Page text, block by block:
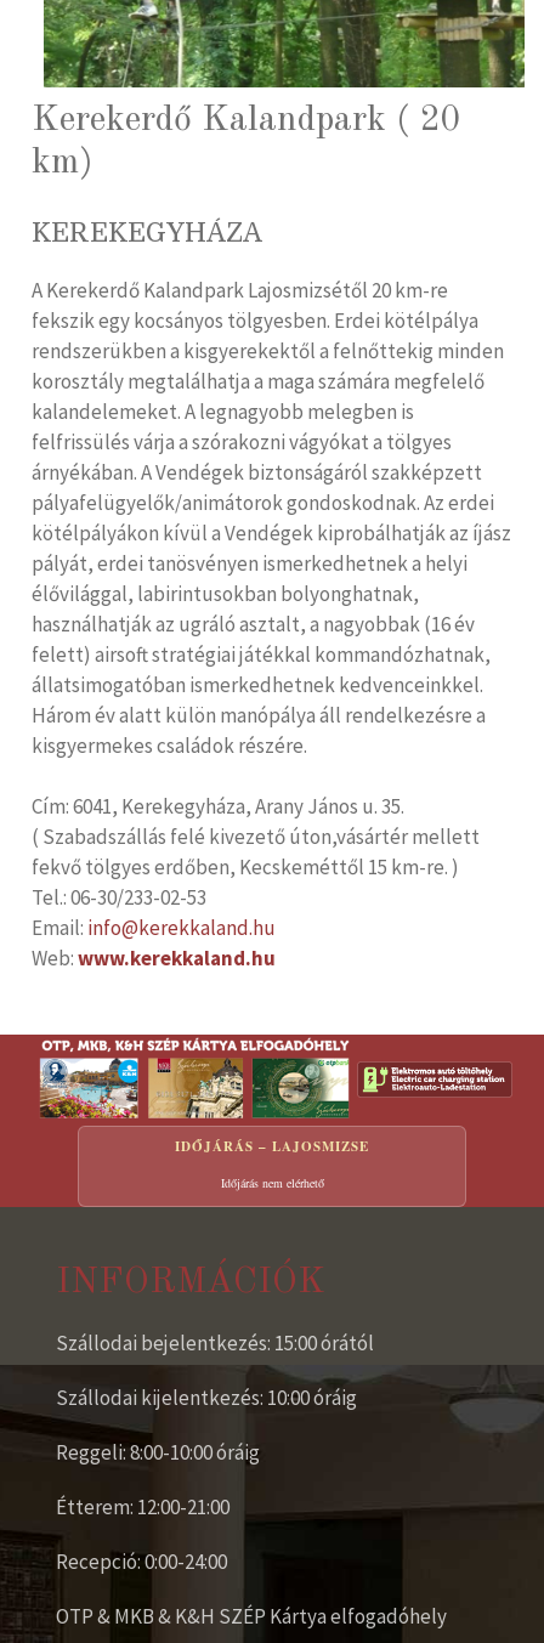
Kerekerdő Kalandpark ( 20
km)
KEREKEGYHÁZA
A Kerekerdő Kalandpark Lajosmizsétől 20 km-re
fekszik egy kocsányos tölgyesben. Erdei kötélpálya
rendszerükben a kisgyerekektől a felnőttekig minden
korosztály megtalálhatja a maga számára megfelelő
kalandelemeket. A legnagyobb melegben is
felfrissülés várja a szórakozni vágyókat a tölgyes
árnyékában. A Vendégek biztonságáról szakképzett
pályafelügyelők/animátorok gondoskodnak. Az erdei
kötélpályákon kívül a Vendégek kiprobálhatják az íjász
pályát, erdei tanösvényen ismerkedhetnek a helyi
élővilággal, labirintusokban bolyonghatnak,
használhatják az ugráló asztalt, a nagyobbak (16 év
felett) airsoft stratégiai játékkal kommandózhatnak,
állatsimogatóban ismerkedhetnek kedvenceinkkel.
Három év alatt külön manópálya áll rendelkezésre a
kisgyermekes családok részére.
Cím: 6041, Kerekegyháza, Arany János u. 35.
( Szabadszállás felé kivezető úton,vásártér mellett
fekvő tölgyes erdőben, Kecskeméttől 15 km-re. )
Tel.: 06-30/233-02-53
Email: info@kerekkaland.hu
Web:www.kerekkaland.hu
IDŐJÁRÁS – LAJOSMIZSE
Időjárás nem elérhető
INFORMÁCIÓK
Szállodai bejelentkezés: 15:00 órától
Szállodai kijelentkezés: 10:00 óráig
Reggeli: 8:00-10:00 óráig
Étterem: 12:00-21:00
Recepció: 0:00-24:00
OTP & MKB & K&H SZÉP Kártya elfogadóhely